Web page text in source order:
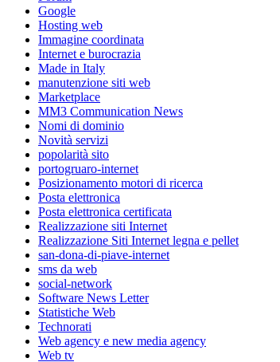
Google
Hosting web
Immagine coordinata
Internet e burocrazia
Made in Italy
manutenzione siti web
Marketplace
MM3 Communication News
Nomi di dominio
Novità servizi
popolarità sito
portogruaro-internet
Posizionamento motori di ricerca
Posta elettronica
Posta elettronica certificata
Realizzazione siti Internet
Realizzazione Siti Internet legna e pellet
san-dona-di-piave-internet
sms da web
social-network
Software News Letter
Statistiche Web
Technorati
Web agency e new media agency
Web tv